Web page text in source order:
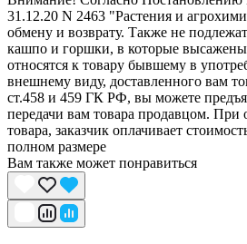
31.12.20 N 2463 "Растения и
обмену и возврату. Также не
кашпо и горшки, в которые высажены
относятся к товару бывшему в
внешнему виду, доставленного вам
ст.458 и 459 ГК РФ, вы можете
передачи вам товара продавцом. При
товара, заказчик оплачивает
полном размере
Вам также может понравиться